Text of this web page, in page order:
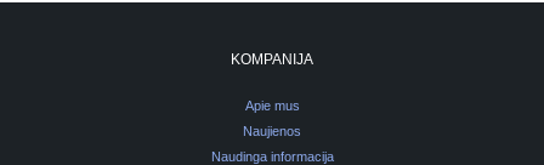
KOMPANIJA
Apie mus
Naujienos
Naudinga informacija